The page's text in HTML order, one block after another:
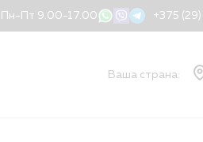
Пн-Пт 9.00-17.00 +375
Ваша страна: